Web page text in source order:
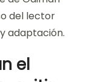
del lector
adaptación.
el